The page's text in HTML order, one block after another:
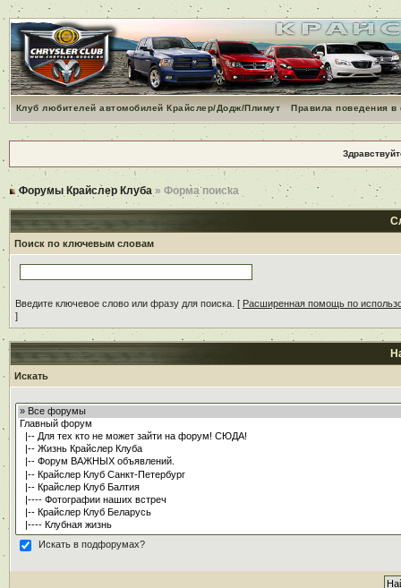
Клуб любителей автомобилей Крайслер/Додж/Плимут Правила поведения
Форумы Крайслер Клуба » Форма поиска
Поиск по ключевым словам
Введите ключевое слово или фразу для поиска. [ Расширенная помощь по
]
Искать
Искать в подфорумах?